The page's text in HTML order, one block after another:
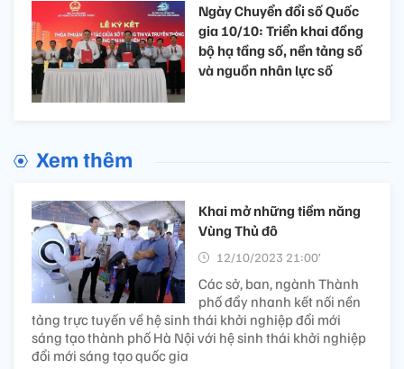
Ngày Chuyển đổi số Quốc
gia 10/10: Triển khai đồng
bộ hạ tầng số, nền tảng số
và nguồn nhân lực số
Xem thêm
Khai mở những tiềm năng
Vùng Thủ đô
12/10/2023 21:00’
Các sở, ban, ngành Thành
phố đẩy nhanh kết nối nền
tảng trực tuyến về hệ sinh thái khởi nghiệp đổi mới
sáng tạo thành phố Hà Nội với hệ sinh thái khởi nghiệp
đổi mới sáng tạo quốc gia